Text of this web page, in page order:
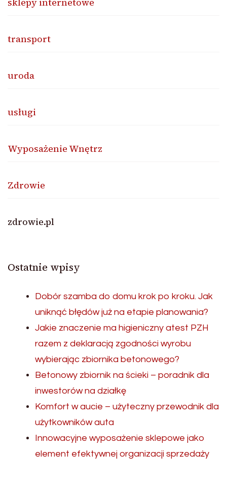
transport
uroda
usługi
Wyposażenie Wnętrz
Zdrowie
zdrowie.pl
Ostatnie wpisy
Dobór szamba do domu krok po kroku. Jak
uniknąć błędów już na etapie planowania?
Jakie znaczenie ma higieniczny atest PZH
razem z deklaracją zgodności wyrobu
wybierając zbiornika betonowego?
Betonowy zbiornik na ścieki – poradnik dla
inwestorów na działkę
Komfort w aucie – użyteczny przewodnik dla
użytkowników auta
Innowacyjne wyposażenie sklepowe jako
element efektywnej organizacji sprzedaży